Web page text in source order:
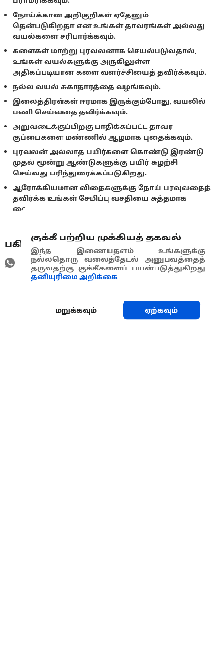
நோய்க்கான அறிகுறிகள் ஏதேனும்
தென்படுகிறதா என உங்கள் தாவரங்கள் அல்லது
வயல்களை சரிபார்க்கவும்.
களைகள் மாற்று புரவலனாக செயல்படுவதால்,
உங்கள் வயல்களுக்கு அருகிலுள்ள
அதிகப்படியான களை வளர்ச்சியைத் தவிர்க்கவும்.
நல்ல வயல் சுகாதாரத்தை வழங்கவும்.
இலைத்திரள்கள் ஈரமாக இருக்கும்போது, வயலில்
பணி செய்வதை தவிர்க்கவும்.
அறுவடைக்குப்பிறகு பாதிக்கப்பட்ட தாவர
குப்பைகளை மண்ணில் ஆழமாக புதைக்கவும்.
புரவலன் அல்லாத பயிர்களை கொண்டு இரண்டு
முதல் மூன்று ஆண்டுகளுக்கு பயிர் சுழற்சி
செய்வது பரிந்துரைக்கப்படுகிறது.
ஆரோக்கியமான விதைகளுக்கு நோய் பரவுவதைத்
தவிர்க்க உங்கள் சேமிப்பு வசதியை சுத்தமாக
வைத்திருக்கவும்.
பகிரவும்
குக்கீ பற்றிய முக்கியத் தகவல்
இந்த இணையதளம் உங்களுக்கு
நல்லதொரு வலைத்தேடல் அனுபவத்தைத்
தருவதற்கு குக்கீகளைப் பயன்படுத்துகிறது
தனியுரிமை அறிக்கை
மறுக்கவும் ஏற்கவும்